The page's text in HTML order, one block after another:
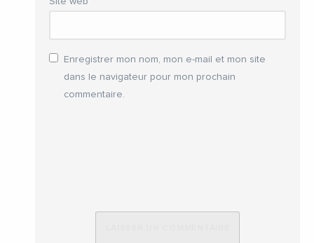
Enregistrer mon nom, mon e-mail et mon site
dans le navigateur pour mon prochain
commentaire.